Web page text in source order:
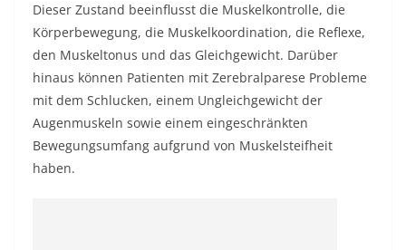
Dieser Zustand beeinflusst die Muskelkontrolle, die
Körperbewegung, die Muskelkoordination, die Reflexe,
den Muskeltonus und das Gleichgewicht. Darüber
hinaus können Patienten mit Zerebralparese Probleme
mit dem Schlucken, einem Ungleichgewicht der
Augenmuskeln sowie einem eingeschränkten
Bewegungsumfang aufgrund von Muskelsteifheit
haben.